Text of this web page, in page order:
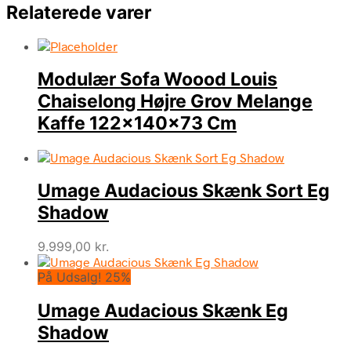
Relaterede varer
Modulær Sofa Woood Louis
Chaiselong Højre Grov Melange
Kaffe 122x140x73 Cm
Umage Audacious Skænk Sort Eg
Shadow
9.999,00 kr.
På Udsalg! 25%
Umage Audacious Skænk Eg
Shadow